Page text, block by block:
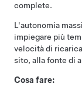
complete.
L'autonomia
impiegare più
velocità di
sito, alla fonte di
Cosa fare: